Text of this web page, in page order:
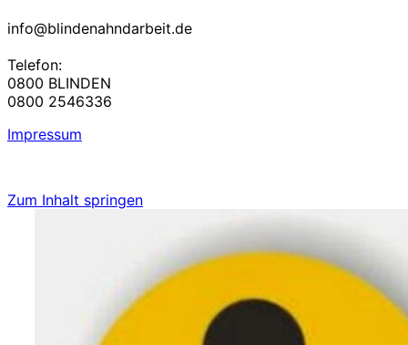
info@blindenahndarbeit.de
Telefon:
0800 BLINDEN
0800 2546336
Impressum
Zum Inhalt springen